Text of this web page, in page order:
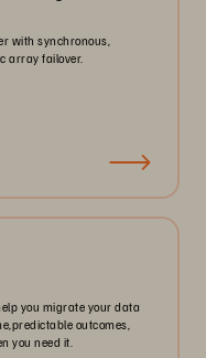
with synchronous,
array failover.
you migrate your data
outcomes,
you need it.